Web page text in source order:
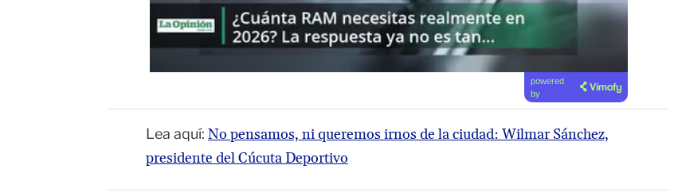
powered
by
Lea aquí: No pensamos, ni queremos irnos de la ciudad: Wilmar Sánchez,
presidente del Cúcuta Deportivo